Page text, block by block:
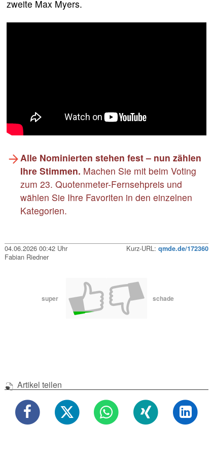
zweite Max Myers.
Alle Nominierten stehen fest – nun zählen
Ihre Stimmen. Machen Sie mit beim Voting
zum 23. Quotenmeter-Fernsehpreis und
wählen Sie Ihre Favoriten in den einzelnen
Kategorien.
04.06.2026 00:42 Uhr Kurz-URL: qmde.de/172360
Fabian Riedner
super schade
Artikel teilen